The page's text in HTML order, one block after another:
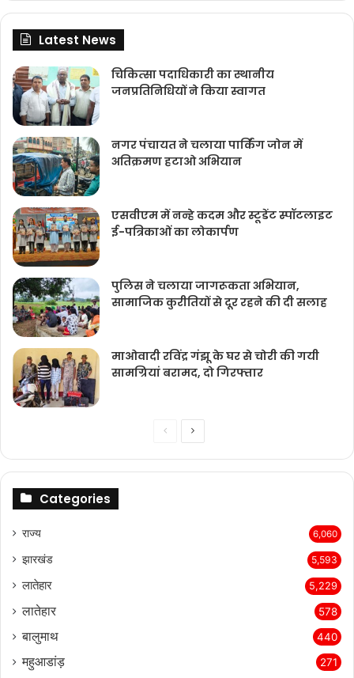
Latest News
चिकित्‍सा पदाधिकारी का स्थानीय
जनप्रतिनिधियों ने किया स्वागत
नगर पंचायत ने चलाया पार्किंग जोन में
अतिक्रमण हटाओ अभियान
एसवीएम में नन्हे कदम और स्टूडेंट स्पॉटलाइट
ई-पत्रिकाओं का लोकार्पण
पुलिस ने चलाया जागरूकता अभियान,
सामाजिक कुरीतियों से दूर रहने की दी सलाह
माओवादी रविंद्र गंझू के घर से चोरी की गयी
सामग्रियां बरामद, दो गिरफ्तार
PreviousNext
Categories
राज्‍य 6,060
झारखंड 5,593
लातेहार 5,229
लातेहार 578
बालुमाथ 440
महुआडांड़ 271